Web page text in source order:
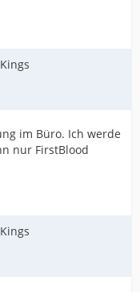
im Büro. Ich werde
nur FirstBlood